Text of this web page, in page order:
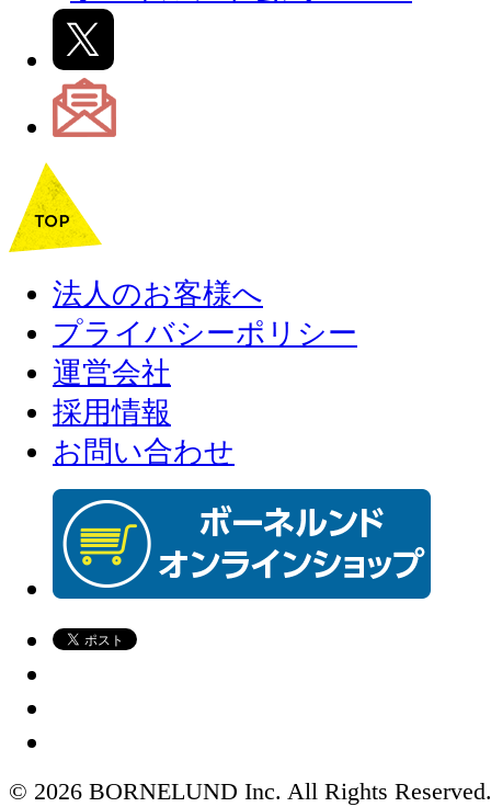
法人のお客様へ
プライバシーポリシー
運営会社
採用情報
お問い合わせ
© 2026 BORNELUND Inc. All Rights Reserved.